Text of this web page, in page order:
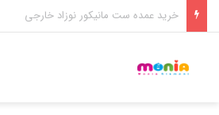
خرید شامپو سر و بدن 500 میل کودک موستلا